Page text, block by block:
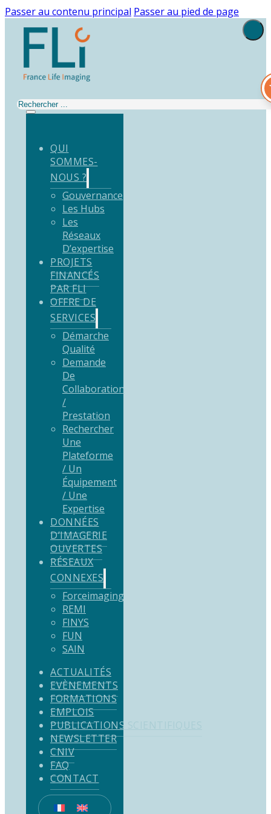
Passer au contenu principal Passer au pied de page
Rechercher
QUI
SOMMES-
NOUS ?
Gouvernance
Les Hubs
Les
Réseaux
D’expertise
PROJETS
FINANCÉS
PAR FLI
OFFRE DE
SERVICES
Démarche
Qualité
Demande
De
Collaboration
/
Prestation
Rechercher
Une
Plateforme
/ Un
Équipement
/ Une
Expertise
DONNÉES
D’IMAGERIE
OUVERTES
RÉSEAUX
CONNEXES
Forceimaging
REMI
FINYS
FUN
SAIN
ACTUALITÉS
EVÈNEMENTS
FORMATIONS
EMPLOIS
PUBLICATIONS SCIENTIFIQUES
NEWSLETTER
CNIV
FAQ
CONTACT